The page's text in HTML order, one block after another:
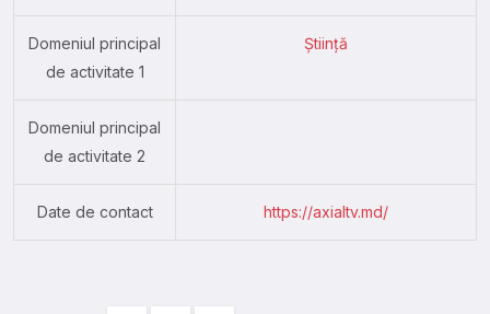
Domeniul principal
de activitate 1
Știință
Domeniul principal
de activitate 2
Date de contact https://axialtv.md/